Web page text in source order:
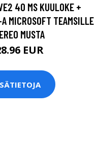
40 MS KUULOKE +
MICROSOFT TEAMSILLE
MUSTA
EUR